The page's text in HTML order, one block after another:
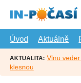
hlavní
Úvod
Aktuálně
AKTUALITA: Vlnu
klesnou